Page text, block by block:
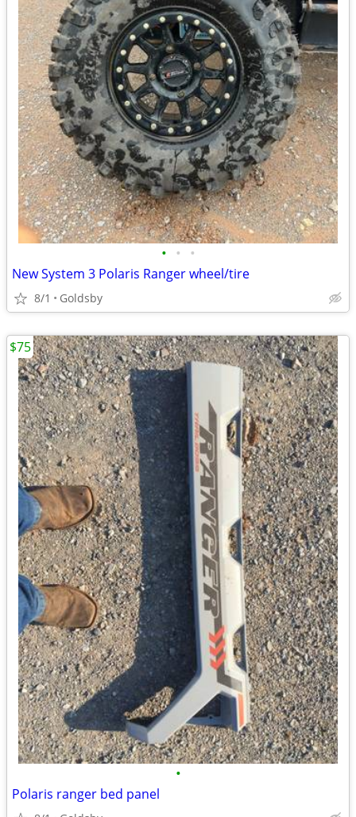
• • •
New System 3 Polaris Ranger wheel/tire
8/1 Goldsby
•
Polaris ranger bed panel
$75